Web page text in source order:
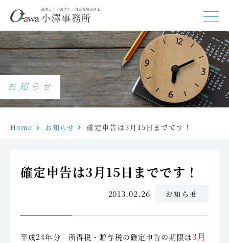
お知らせ
Home お知らせ 確定申告は3月15日までです！
確定申告は3月15日までです！
2013.02.26 お知らせ
平成24年分 所得税・贈与税の確定申告の期限は3月